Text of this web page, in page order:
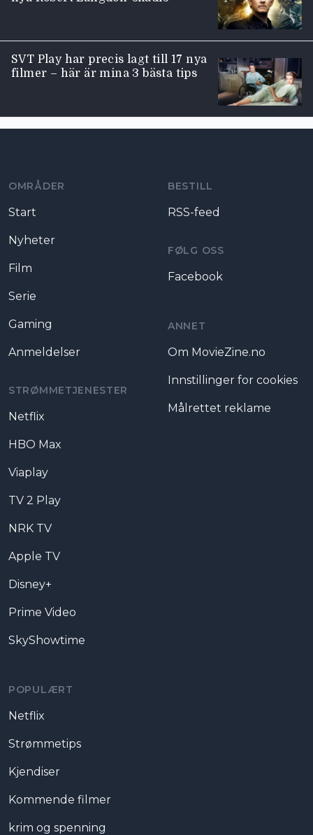
SVT Play har precis lagt till 17 nya
filmer – här är mina 3 bästa tips
OMRÅDER
Start
Nyheter
Film
Serie
Gaming
Anmeldelser
STRØMMETJENESTER
Netflix
HBO Max
Viaplay
TV 2 Play
NRK TV
Apple TV
Disney+
Prime Video
SkyShowtime
POPULÆRT
Netflix
Strømmetips
Kjendiser
Kommende filmer
krim og spenning
BESTILL
RSS-feed
FØLG OSS
Facebook
ANNET
Om MovieZine.no
Innstillinger for cookies
Målrettet reklame